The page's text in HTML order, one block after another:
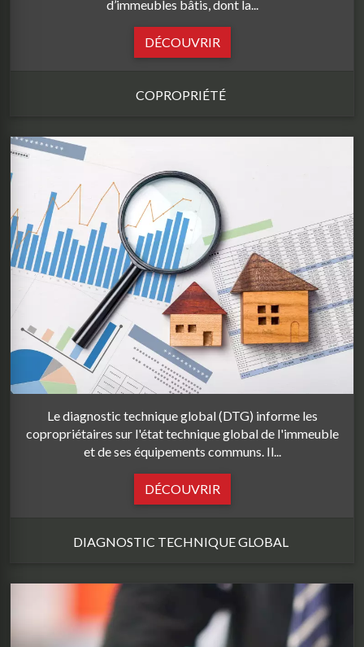
d’immeubles bâtis, dont la...
DÉCOUVRIR
COPROPRIÉTÉ
Le diagnostic technique global (DTG) informe les
copropriétaires sur l'état technique global de l'immeuble
et de ses équipements communs. Il...
DÉCOUVRIR
DIAGNOSTIC TECHNIQUE GLOBAL